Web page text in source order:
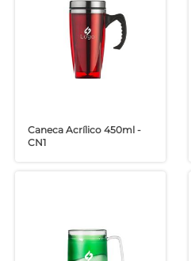
Caneca Acrílico 450ml -
CN1